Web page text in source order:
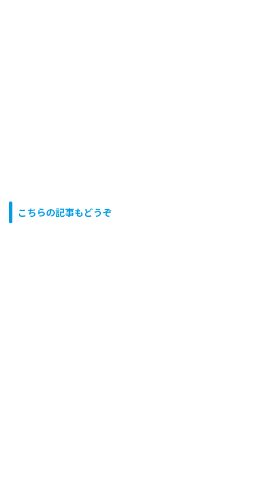
こちらの記事もどうぞ